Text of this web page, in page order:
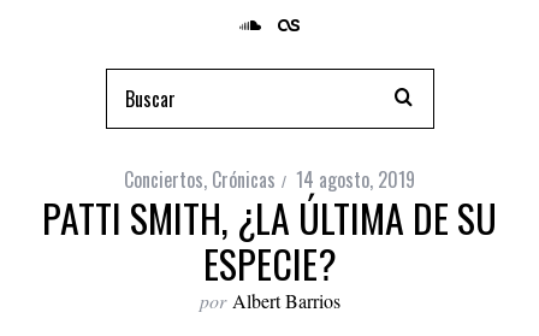
Conciertos, Crónicas 14 agosto, 2019
PATTI SMITH, ¿LA ÚLTIMA DE SU
ESPECIE?
por Albert Barrios